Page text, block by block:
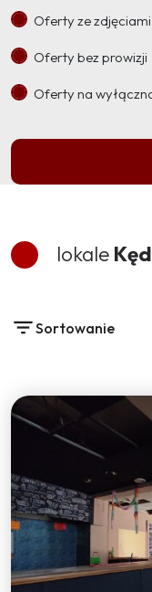
Oferty ze zdjęciami
Oferty bez prowizji
Oferty na
lokale
Sortowanie